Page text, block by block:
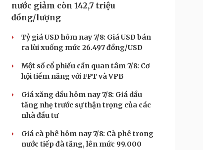
nước giảm còn 142,7 triệu
đồng/lượng
Tỷ giá USD hôm nay 7/8: Giá USD bán
ra lùi xuống mức 26.497 đồng/USD
Một số cổ phiếu cần quan tâm 7/8: Cơ
hội tiềm năng với FPT và VPB
Giá xăng dầu hôm nay 7/8: Giá dầu
tăng nhẹ trước sự thận trọng của các
nhà đầu tư
Giá cà phê hôm nay 7/8: Cà phê trong
nước tiếp đà tăng, lên mức 99.000